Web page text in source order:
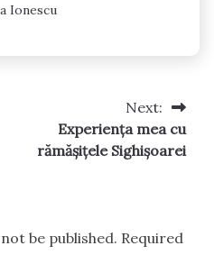
Ionescu
Next:
Experiența mea cu
rămășițele Sighișoarei
be published. Required